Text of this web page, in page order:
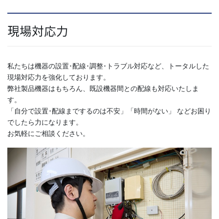
現場対応力
私たちは機器の設置･配線･調整･トラブル対応など、トータルした
現場対応力を強化しております。
弊社製品機器はもちろん、既設機器間との配線も対応いたしま
す。
「自分で設置･配線までするのは不安」「時間がない」 などお困り
でしたら力になります。
お気軽にご相談ください。